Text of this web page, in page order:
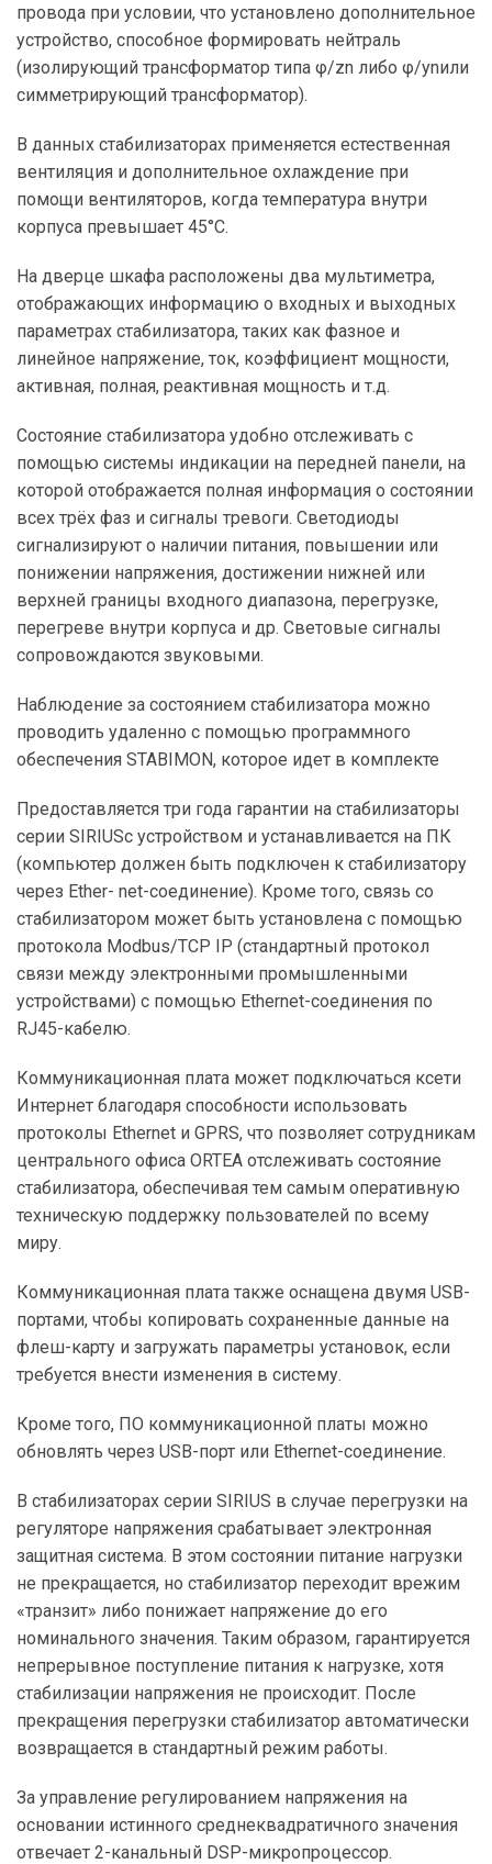
ТИП УСТАНОВКИ
Напольный
Напольный
провода при условии, что установлено дополнительное
устройство, способное формировать нейтраль
(изолирующий трансформатор типа φ/zn либо φ/ynили
симметрирующий трансформатор).
В данных стабилизаторах применяется естественная
вентиляция и дополнительное охлаждение при
помощи вентиляторов, когда температура внутри
корпуса превышает 45°C.
На дверце шкафа расположены два мультиметра,
отображающих информацию о входных и выходных
параметрах стабилизатора, таких как фазное и
линейное напряжение, ток, коэффициент мощности,
активная, полная, реактивная мощность и т.д.
Состояние стабилизатора удобно отслеживать с
помощью системы индикации на передней панели, на
которой отображается полная информация о состоянии
всех трёх фаз и сигналы тревоги. Светодиоды
сигнализируют о наличии питания, повышении или
понижении напряжения, достижении нижней или
верхней границы входного диапазона, перегрузке,
перегреве внутри корпуса и др. Световые сигналы
сопровождаются звуковыми.
Наблюдение за состоянием стабилизатора можно
проводить удаленно с помощью программного
обеспечения STABIMON, которое идет в комплекте
Предоставляется три года гарантии на стабилизаторы
серии SIRIUSс устройством и устанавливается на ПК
(компьютер должен быть подключен к стабилизатору
через Ether- net-соединение). Кроме того, связь со
стабилизатором может быть установлена с помощью
протокола Modbus/TCP IP (стандартный протокол
связи между электронными промышленными
устройствами) с помощью Ethernet-соединения по
RJ45-кабелю.
Коммуникационная плата может подключаться ксети
Интернет благодаря способности использовать
протоколы Ethernet и GPRS, что позволяет сотрудникам
центрального офиса ORTEA отслеживать состояние
стабилизатора, обеспечивая тем самым оперативную
техническую поддержку пользователей по всему
миру.
Коммуникационная плата также оснащена двумя USB-
портами, чтобы копировать сохраненные данные на
флеш-карту и загружать параметры установок, если
требуется внести изменения в систему.
Кроме того, ПО коммуникационной платы можно
обновлять через USB-порт или Ethernet-соединение.
В стабилизаторах серии SIRIUS в случае перегрузки на
регуляторе напряжения срабатывает электронная
защитная система. В этом состоянии питание нагрузки
не прекращается, но стабилизатор переходит врежим
«транзит» либо понижает напряжение до его
номинального значения. Таким образом, гарантируется
непрерывное поступление питания к нагрузке, хотя
стабилизации напряжения не происходит. После
прекращения перегрузки стабилизатор автоматически
возвращается в стандартный режим работы.
За управление регулированием напряжения на
основании истинного среднеквадратичного значения
отвечает 2-канальный DSP-микропроцессор.